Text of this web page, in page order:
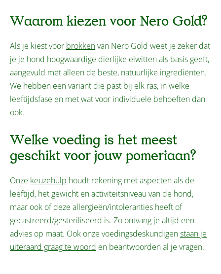
Waarom kiezen voor Nero Gold?
Als je kiest voor brokkenvan Nero Gold weet je zeker dat
je je hond hoogwaardige dierlijke eiwitten als basis geeft,
aangevuld met alleen de beste, natuurlijke ingrediënten.
We hebben een variant die past bij elk ras, in welke
leeftijdsfase en met wat voor individuele behoeften dan
ook.
Welke voeding is het meest
geschikt voor jouw pomeriaan?
Onze keuzehulp houdt rekening met aspecten als de
leeftijd, het gewicht en activiteitsniveau van de hond,
maar ook of deze allergieën/intoleranties heeft of
gecastreerd/gesteriliseerd is. Zo ontvang je altijd een
advies op maat. Ook onze voedingsdeskundigenstaan je
uiteraard graag te woord en beantwoorden al je vragen.